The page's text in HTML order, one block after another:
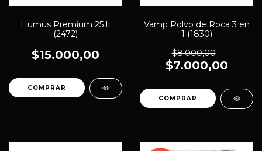
Humus Premium 25 lt
(2472)
$15.000,00
Vamp Polvo de Roca 3 en
1 (1830)
$8.000,00
$7.000,00